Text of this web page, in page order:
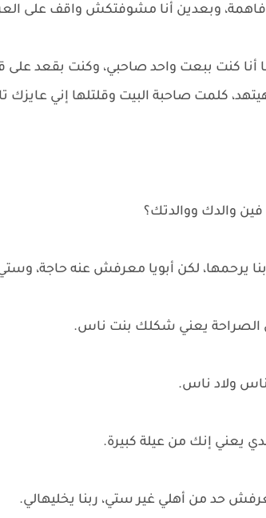
وبعدين أنا مشوفتكش واقف على
أنا كنت ببعت واحد صاحبي، وكنت بقعد على
كلمت صاحبة البيت وقلتلها إني عايزك
والدك ووالدتك؟
يرحمها، لكن أبويا معرفش عنه حاجة،
يعني شكلك بنت ناس.
ولاد ناس.
يعني إنك من عيلة كبيرة.
حد من أهلي غير ستي، ربنا يخليهالي.